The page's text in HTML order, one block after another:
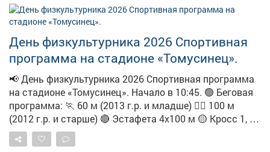
День физкультурника 2026 Спортивная
программа на стадионе «Томусинец».
📢 День физкультурника 2026 Спортивная программа
на стадионе «Томусинец». Начало в 10:45. 🟢 Беговая
программа: 🏃 60 м (2013 г.р. и младше) 🏃‍♀️ 100 м
(2012 г.р. и старше) 🔴 Эстафета 4х100 м 🟡 Кросс 1, 2,
3 км 🍼 Забег «Карапузов» (до 3 лет) 🛡 Остальные
дисциплины: 💪 Армрестлинг 🗡 Метание ножа 🎯